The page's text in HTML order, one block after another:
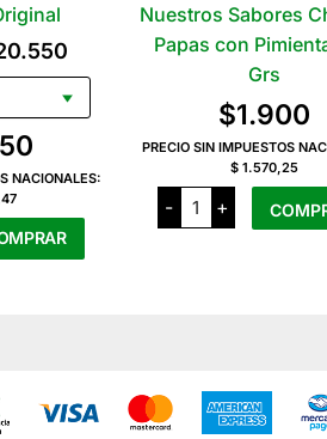
de
precios:
$5.150
hasta
$20.550
NACIONALES:
Nuestros Sabores
Papas con
Grs
$1.900
PRECIO SIN IMPUESTOS
$ 1.570,25
-
Nuestros
Sabores
Chips
+